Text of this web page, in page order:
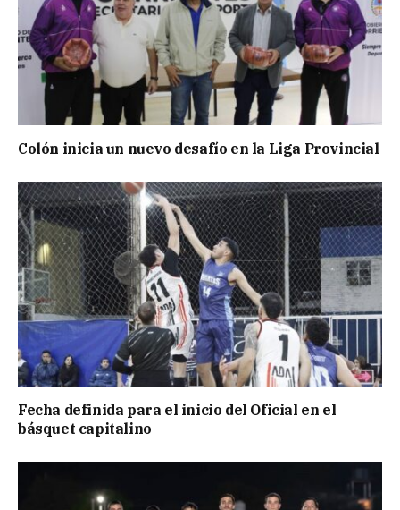
Colón inicia un nuevo desafío en la Liga Provincial
Fecha definida para el inicio del Oficial en el
básquet capitalino